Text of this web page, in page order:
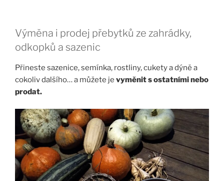
Výměna i prodej přebytků ze zahrádky,
odkopků a sazenic
Přineste sazenice, semínka, rostliny, cukety a dýně a
cokoliv dalšího… a můžete je vyměnit s ostatními nebo
prodat.